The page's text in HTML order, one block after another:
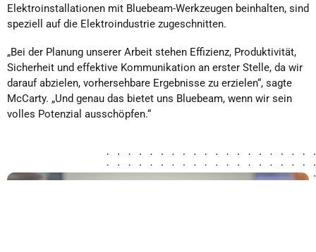
Elektroinstallationen mit Bluebeam-Werkzeugen beinhalten, sind
speziell auf die Elektroindustrie zugeschnitten.
„Bei der Planung unserer Arbeit stehen Effizienz, Produktivität,
Sicherheit und effektive Kommunikation an erster Stelle, da wir
darauf abzielen, vorhersehbare Ergebnisse zu erzielen“, sagte
McCarty. „Und genau das bietet uns Bluebeam, wenn wir sein
volles Potenzial ausschöpfen.“